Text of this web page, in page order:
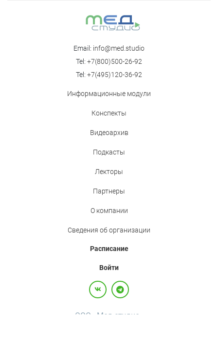
Email: info@med.studio
Tel: +7(800)500-26-92
Tel: +7(495)120-36-92
Информационные модули
Конспекты
Видеоархив
Подкасты
Лекторы
Партнеры
О компании
Сведения об организации
Расписание
Войти
ООО «Мед.студио»